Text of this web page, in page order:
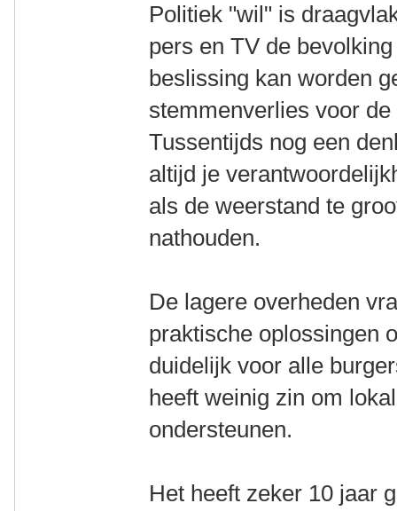
Politiek "wil" is
pers en TV de
beslissing kan worden
stemmenverlies voor
Tussentijds nog een
altijd je
als de weerstand te
nathouden.
De lagere overheden
praktische oplossingen
duidelijk voor alle
heeft weinig zin om
ondersteunen.
Het heeft zeker 10 jaar